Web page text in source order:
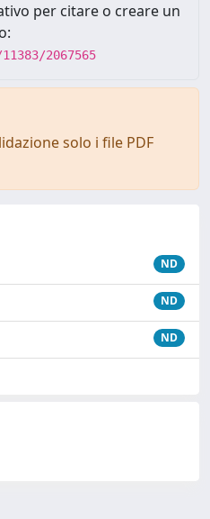
per citare o creare un
2067565
solo i file PDF
ND
ND
ND